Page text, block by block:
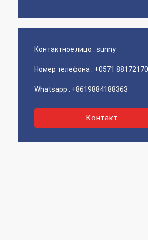
Контактное лицо : sunny
Номер телефона : +0571 88172170
Whatsapp : +8619884188363
Контакт